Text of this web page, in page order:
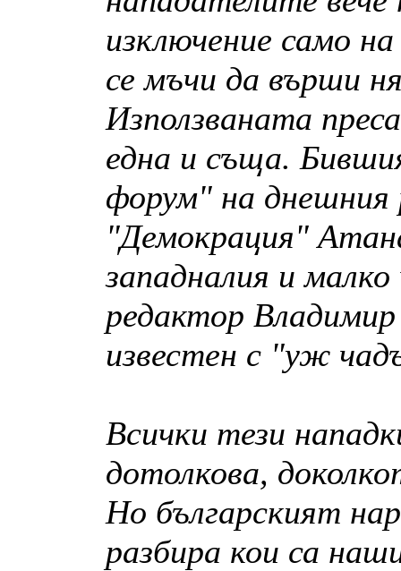
изключение само
се мъчи да върши
Използваната
една и съща.
форум" на днешния
"Демокрация"
западналия и
редактор
известен с "уж
Всички тези
дотолкова,
Но българският
разбира кои са